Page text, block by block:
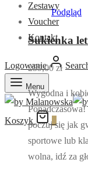
Zestawy
Voucher
Kontakt
Logowanie
Menu
Koszyk
Podgląd
Sukienka
259,00 zł
Wygodna i
poczuj się jak
sportowe lub
wolna, idź za